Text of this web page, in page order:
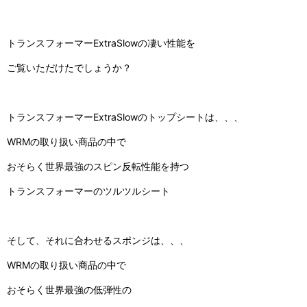
トランスフォーマーExtraSlowの凄い性能を
ご覧いただけたでしょうか？
トランスフォーマーExtraSlowのトップシートは、、、
WRMの取り扱い商品の中で
おそらく世界最強のスピン反転性能を持つ
トランスフォーマーのツルツルシート
そして、それに合わせるスポンジは、、、
WRMの取り扱い商品の中で
おそらく世界最強の低弾性の